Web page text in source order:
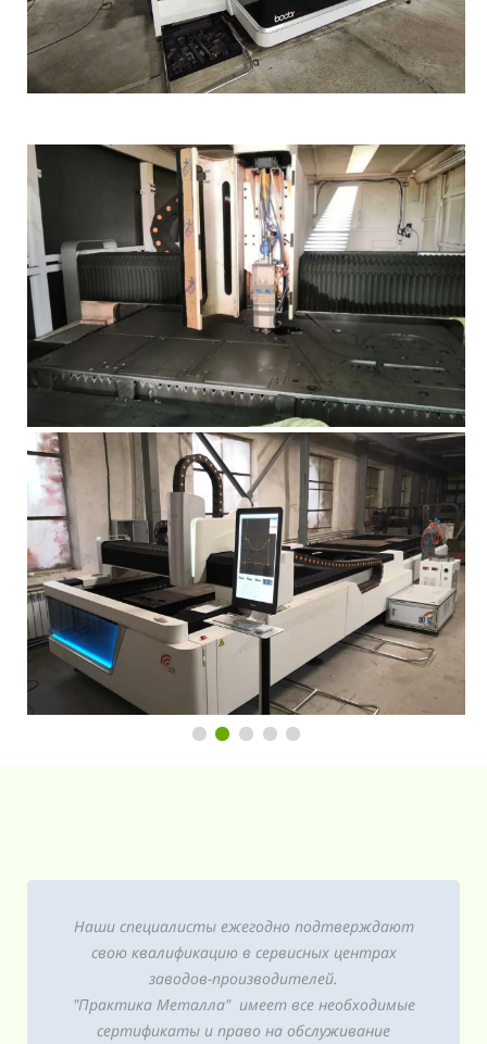
Наши специалисты ежегодно подтверждают
свою квалификацию в сервисных центрах
заводов-производителей.
"Практика Металла" имеет все необходимые
сертификаты и право на обслуживание